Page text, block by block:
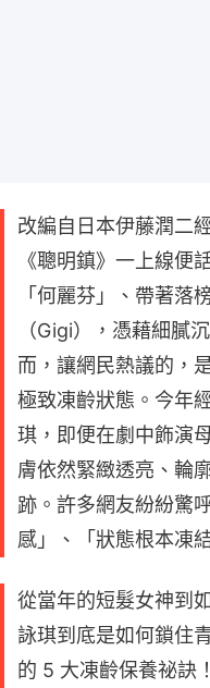
改編自日本伊藤潤二
《聰明鎮》一上線便
「何麗芬」、帶著落
（Gigi），憑藉細膩
而，讓網民熱議的，
極致凍齡狀態。今年
琪，即便在劇中飾演
膚依然緊緻透亮、輪
跡。許多網友紛紛驚
感」、「狀態根本凍
從當年的短髮女神到
詠琪到底是如何鎖住
的 5 大凍齡保養祕訣！